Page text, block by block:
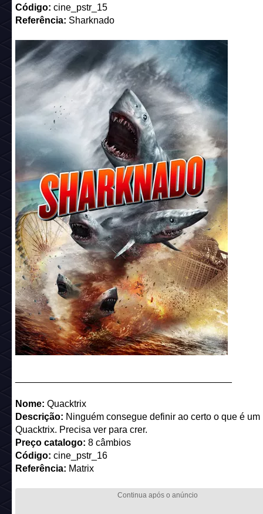
Descrição:Deixa pra lá, não agüento mais essa bola de
Preço catalogo:
8 câmbios
Código:cine_pstr_14
Referência:Frozen
_________________________________________